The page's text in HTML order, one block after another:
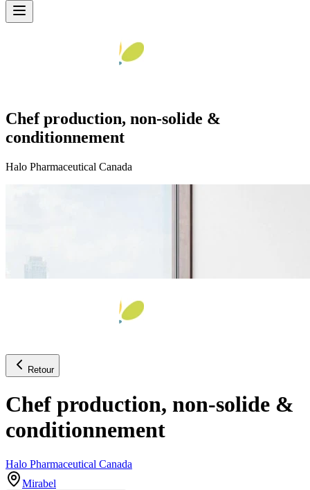
Chef production, non-solide &
conditionnement
Halo Pharmaceutical Canada
Retour
Chef production, non-solide &
conditionnement
Halo Pharmaceutical Canada
Mirabel